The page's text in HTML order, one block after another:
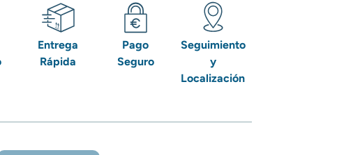
Entrega
Rápida
Pago
Seguro
Seguimiento
y
Localización